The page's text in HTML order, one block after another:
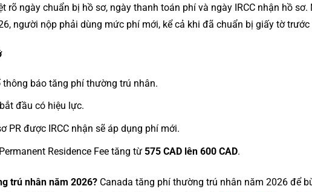
rõ ngày chuẩn bị hồ sơ, ngày thanh toán phí và ngày IRCC nhận hồ sơ.
người nộp phải dùng mức phí mới, kể cả khi đã chuẩn bị giấy tờ trước
thông báo tăng phí thường trú nhân.
đầu có hiệu lực.
PR được IRCC nhận sẽ áp dụng phí mới.
Residence Fee tăng từ 575 CAD lên 600 CAD.
trú nhân năm 2026? Canada tăng phí thường trú nhân năm 2026 để